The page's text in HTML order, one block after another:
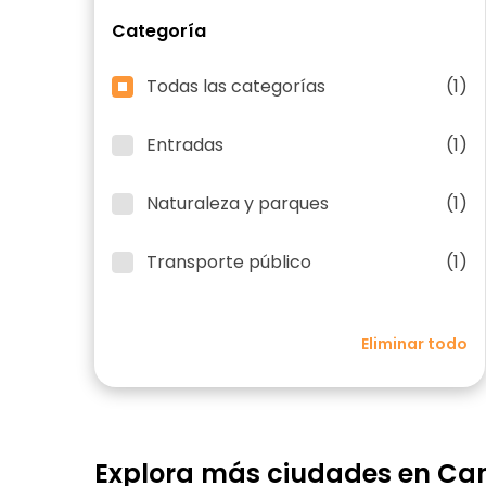
Categoría
Todas las categorías (1)
Entradas (1)
Naturaleza y parques (1)
Transporte público (1)
Eliminar todo
Explora más ciudades en